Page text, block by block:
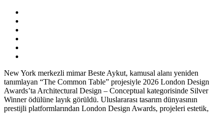
New York merkezli mimar Beste Aykut, kamusal alanı yeniden
tanımlayan “The Common Table” projesiyle 2026 London Design
Awards’ta Architectural Design – Conceptual kategorisinde Silver
Winner ödülüne layık görüldü. Uluslararası tasarım dünyasının
prestijli platformlarından London Design Awards, projeleri estetik,